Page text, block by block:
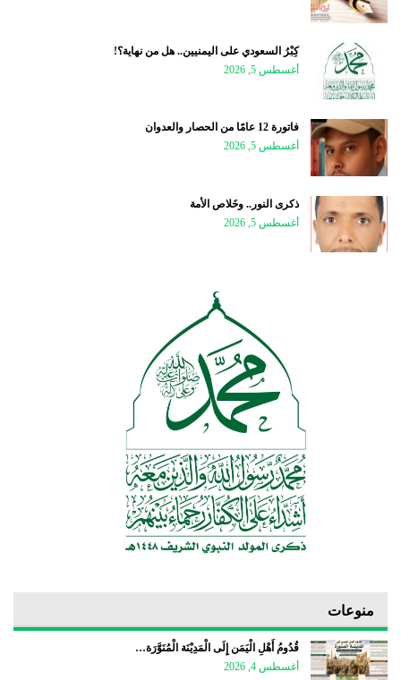
كِبْرُ السعودي على اليمنيين.. هل من نهاية؟!
أغسطس 5, 2026
فاتورة 12 عامًا من الحصار والعدوان
أغسطس 5, 2026
ذكرى النور.. وخَلاص الأمة
أغسطس 5, 2026
منوعات
قُدُومُ أَهْلِ الْيَمَن إِلَى الْمَدِيْنَة الْمُنَوَّرَة…
أغسطس 4, 2026